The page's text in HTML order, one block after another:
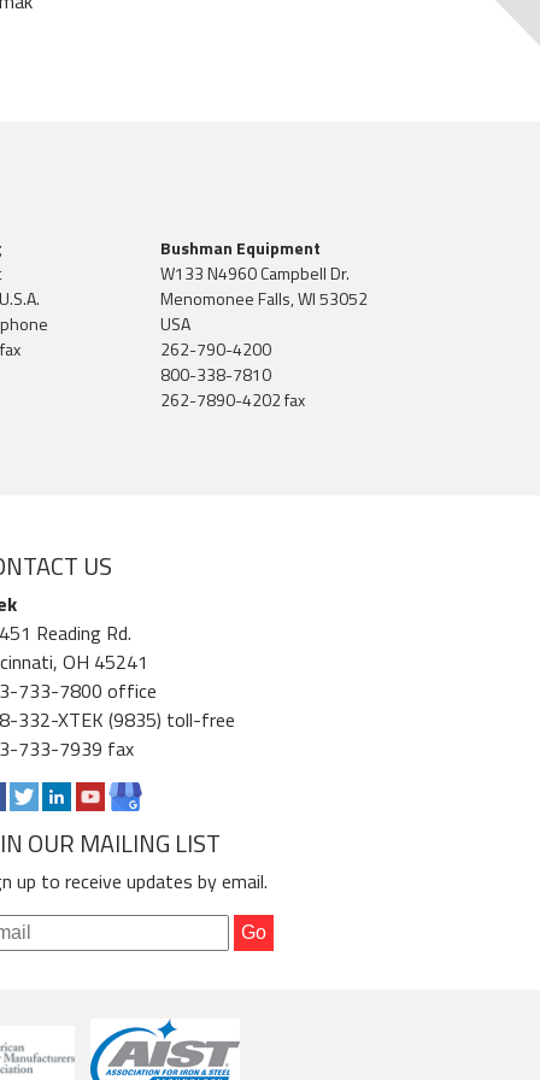
Bushman Equipment
W133 N4960 Campbell Dr.
Menomonee Falls, WI 53052
USA
262-790-4200
800-338-7810
262-7890-4202 fax
US
Reading Rd.
OH 45241
733-7800 office
332-XTEK (9835) toll-free
733-7939 fax
OUR MAILING LIST
up to receive updates by email.